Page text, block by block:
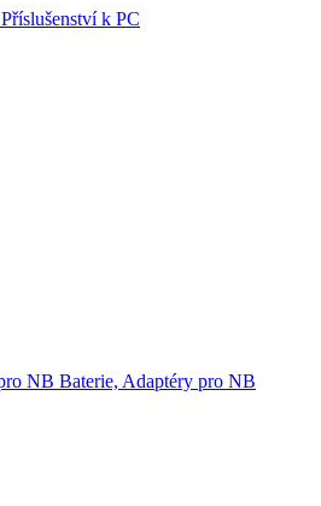
Příslušenství k PC
Baterie, Adaptéry pro NB